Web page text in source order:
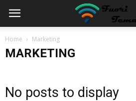
Home Marketing
MARKETING
No posts to display